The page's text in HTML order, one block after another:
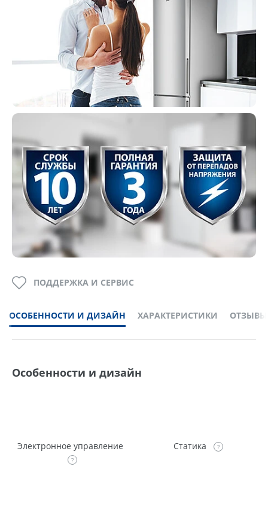
ОСОБЕННОСТИ И ДИЗАЙН ХАРАКТЕРИСТИКИ ОТЗЫВЫ
ПОДДЕРЖКА И СЕРВИС
Особенности и дизайн
Электронное управление Статика